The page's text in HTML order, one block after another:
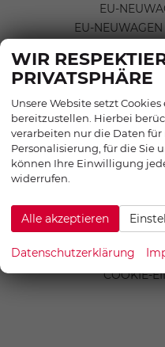
EU-
EU-
AGB &
COOKIE-
WIR
PRIVATSPHÄRE
Unsere Website setzt
bereitzustellen. Hierbei
verarbeiten nur die Daten
Personalisierung, für die Sie
können Ihre Einwilligung
widerrufen.
Alle akzeptieren
Datenschutzerklärung